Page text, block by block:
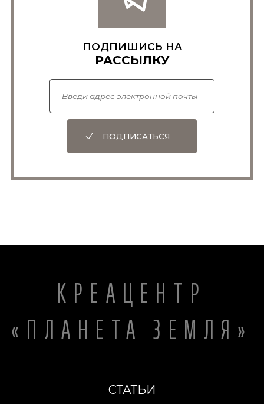
ПОДПИШИСЬ НА
РАССЫЛКУ
ПОДПИСАТЬСЯ
КРЕАЦЕНТР
«ПЛАНЕТА ЗЕМЛЯ»
СТАТЬИ